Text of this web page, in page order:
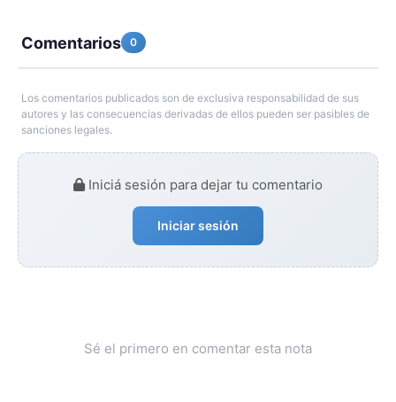
Comentarios 0
Los comentarios publicados son de exclusiva responsabilidad de sus
autores y las consecuencias derivadas de ellos pueden ser pasibles de
sanciones legales.
Iniciá sesión para dejar tu comentario
Iniciar sesión
Sé el primero en comentar esta nota